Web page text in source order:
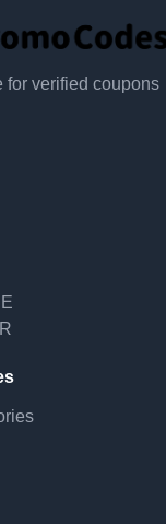
for verified coupons